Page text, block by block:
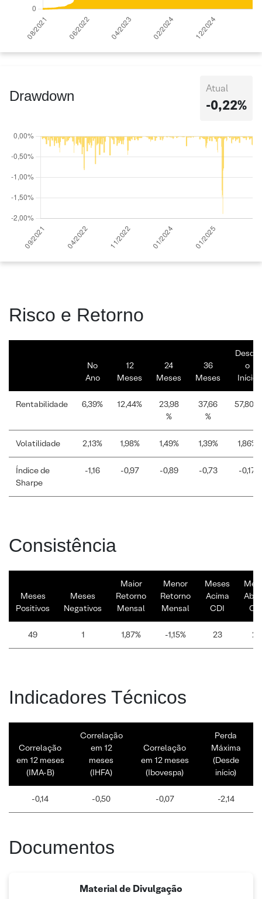
Drawdown Atual
-0,22%
Risco e Retorno
No
Ano
12
Meses
24
Meses
36
Meses
Desde
o
Início
Rentabilidade 6,39% 12,44%
23,98
%
37,66
%
57,80%
Volatilidade 2,13% 1,98% 1,49% 1,39% 1,86%
Índice de
Sharpe
-1,16 -0,97 -0,89 -0,73 -0,17
Consistência
Meses
Positivos
Meses
Negativos
Maior
Retorno
Mensal
Menor
Retorno
Mensal
Meses
Acima
CDI
49 1 1,87% -1,15% 23 27
Indicadores Técnicos
Correlação
em 12 meses
(IMA-B)
Correlação
em 12
meses
(IHFA)
Correlação
em 12 meses
(Ibovespa)
Perda
Máxima
(Desde
início)
-0,14 -0,50 -0,07 -2,14
Documentos
Material de Divulgação